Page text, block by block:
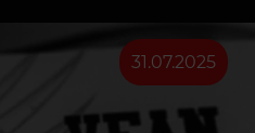
31.07.2025